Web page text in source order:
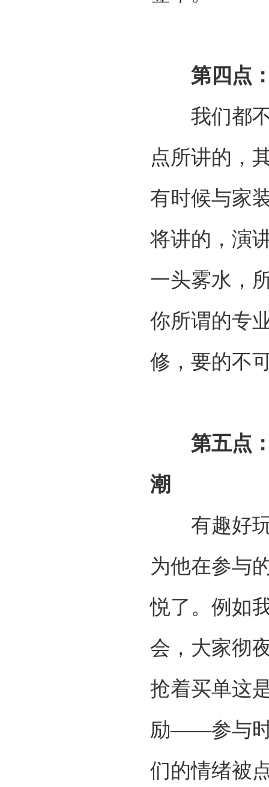
第四点
我们都不
点所讲的，
有时候与家
将讲的，演
一头雾水，
你所谓的专
修，要的不
第五点
潮
有趣好玩
为他在参与
悦了。例如
会，大家彻
抢着买单这
励——参与时
们的情绪被